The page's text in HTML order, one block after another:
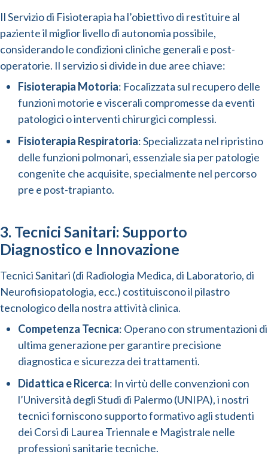
Il Servizio di Fisioterapia ha l’obiettivo di restituire al
paziente il miglior livello di autonomia possibile,
considerando le condizioni cliniche generali e post-
operatorie. Il servizio si divide in due aree chiave:
Fisioterapia Motoria: Focalizzata sul recupero delle
funzioni motorie e viscerali compromesse da eventi
patologici o interventi chirurgici complessi.
Fisioterapia Respiratoria: Specializzata nel ripristino
delle funzioni polmonari, essenziale sia per patologie
congenite che acquisite, specialmente nel percorso
pre e post-trapianto.
3. Tecnici Sanitari: Supporto
Diagnostico e Innovazione
Tecnici Sanitari (di Radiologia Medica, di Laboratorio, di
Neurofisiopatologia, ecc.) costituiscono il pilastro
tecnologico della nostra attività clinica.
Competenza Tecnica: Operano con strumentazioni di
ultima generazione per garantire precisione
diagnostica e sicurezza dei trattamenti.
Didattica e Ricerca: In virtù delle convenzioni con
l’Università degli Studi di Palermo (UNIPA), i nostri
tecnici forniscono supporto formativo agli studenti
dei Corsi di Laurea Triennale e Magistrale nelle
professioni sanitarie tecniche.